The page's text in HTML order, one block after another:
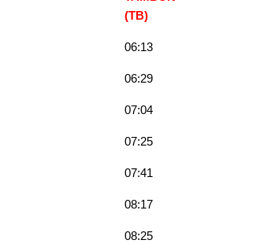
(TB)
06:13
06:29
07:04
07:25
07:41
08:17
08:25